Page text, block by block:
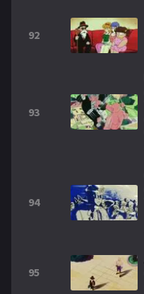
92
93
94
95